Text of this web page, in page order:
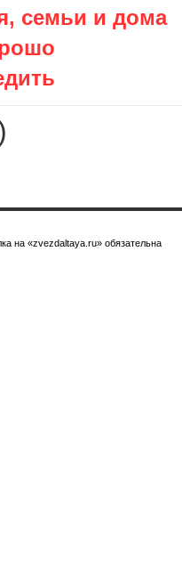
семьи и дома
на «zvezdaltaya.ru» обязательна